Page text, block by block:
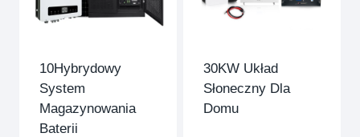
10Hybrydowy
System
Magazynowania
Baterii
30KW Układ
Słoneczny Dla
Domu